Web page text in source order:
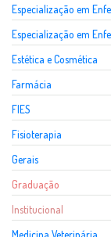
Especialização em
Especialização em
Estética e Cosmética
Farmácia
FIES
Fisioterapia
Gerais
Graduação
Institucional